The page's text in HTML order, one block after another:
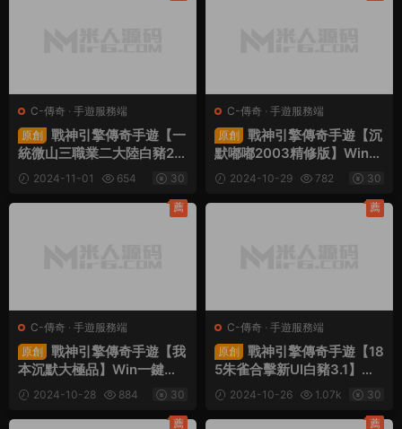
C-傳奇 · 手遊服務端
原創
戰神引擎傳奇手遊【一
統微山三職業二大陸白豬2】
Win一鍵服務端+安卓蘋果雙
端+GM授權物品後台+視頻
架設教程
2024-11-01 654 30
C-傳奇 · 手遊服務端
原創
戰神引擎傳奇手遊【沉
默嘟嘟2003精修版】Win一
鍵服務端+安卓蘋果雙端+G
M授權物品後台+視頻架設教
程
2024-10-29 782 30
C-傳奇 · 手遊服務端
原創
戰神引擎傳奇手遊【我
本沉默大極品】Win一鍵服
務端+安卓蘋果雙端+GM授
權物品後台+視頻架設教程
2024-10-28 884 30
薦
C-傳奇 · 手遊服務端
原創
戰神引擎傳奇手遊【18
5朱雀合擊新UI白豬3.1】Wi
n一鍵服務端+安卓蘋果雙端
+GM後台+視頻架設教程
2024-10-26 1.07k 30
薦
薦 薦